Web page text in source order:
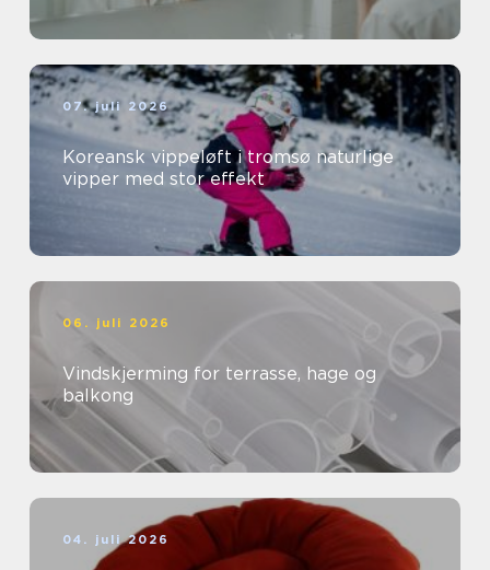
07. juli 2026
Koreansk vippeløft i tromsø naturlige
vipper med stor effekt
06. juli 2026
Vindskjerming for terrasse, hage og
balkong
04. juli 2026